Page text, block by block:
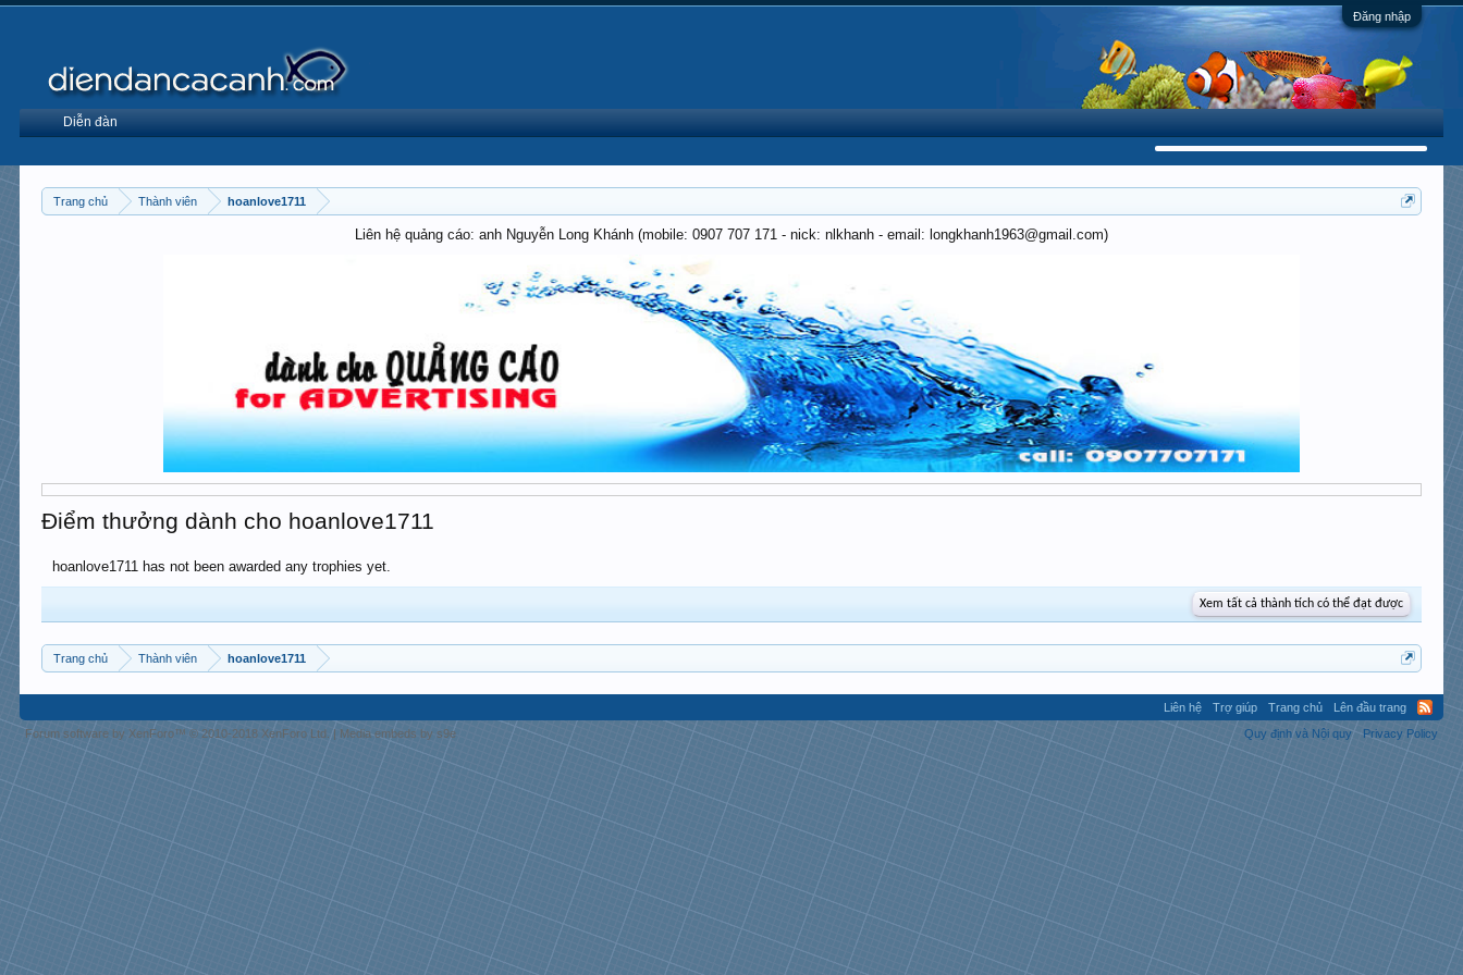
Đăng nhập
Trang chủ Thành viên hoanlove1711
Liên hệ quảng cáo: anh Nguyễn Long Khánh (mobile: 0907 707 171 - nick: nlkhanh - email: longkhanh1963@gmail.com)
Điểm thưởng dành cho hoanlove1711
hoanlove1711 has not been awarded any trophies yet.
Xem tất cả thành tích có thể đạt được
Trang chủ Thành viên hoanlove1711
Diễn đàn
Liên hệ Trợ giúp Trang chủ
Lên đầu trang
Quy định và Nội quy
Privacy Policy
Forum software by XenForo™© 2010-2018 XenForo Ltd. | Media embeds by s9e